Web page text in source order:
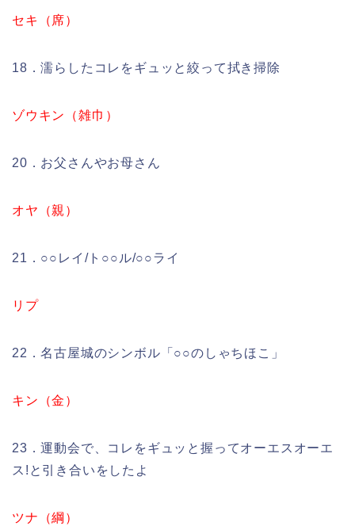
セキ（席）
18．濡らしたコレをギュッと絞って拭き掃除
ゾウキン（雑巾）
20．お父さんやお母さん
オヤ（親）
21．○○レイ/ト○○ル/○○ライ
リプ
22．名古屋城のシンボル「○○のしゃちほこ」
キン（金）
23．運動会で、コレをギュッと握ってオーエスオーエ
ス!と引き合いをしたよ
ツナ（綱）